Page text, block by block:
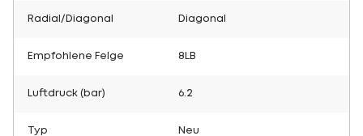
Radial/Diagonal Diagonal
Empfohlene Felge 8LB
Luftdruck (bar) 6.2
Typ Neu